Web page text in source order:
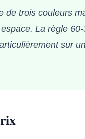
de trois couleurs
La règle
sur